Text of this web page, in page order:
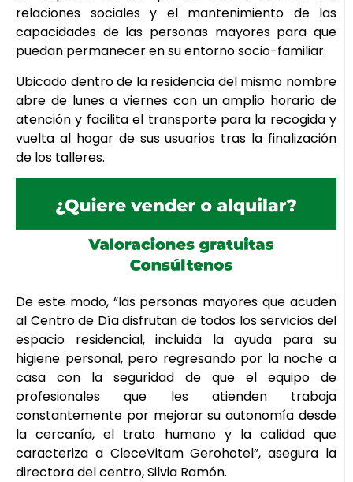
relaciones sociales y el mantenimiento de las
capacidades de las personas mayores para que
puedan permanecer en su entorno socio-familiar.
Ubicado dentro de la residencia del mismo nombre
abre de lunes a viernes con un amplio horario de
atención y facilita el transporte para la recogida y
vuelta al hogar de sus usuarios tras la finalización
de los talleres.
De este modo, “las personas mayores que acuden
al Centro de Día disfrutan de todos los servicios del
espacio residencial, incluida la ayuda para su
higiene personal, pero regresando por la noche a
casa con la seguridad de que el equipo de
profesionales que les atienden trabaja
constantemente por mejorar su autonomía desde
la cercanía, el trato humano y la calidad que
caracteriza a CleceVitam Gerohotel”, asegura la
directora del centro, Silvia Ramón.